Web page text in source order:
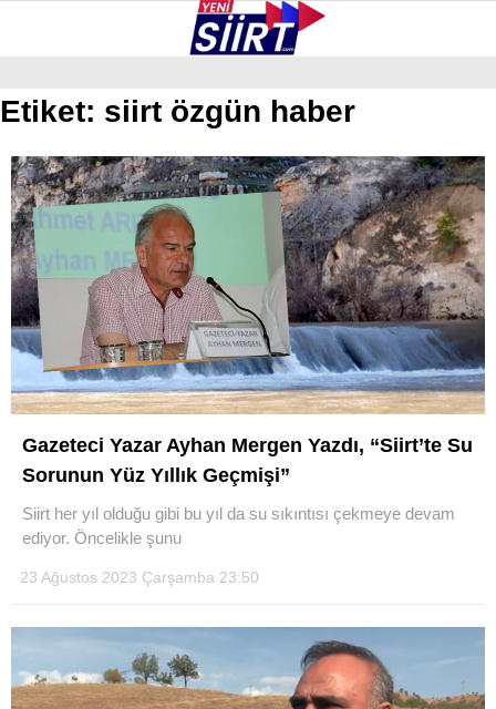
WhatsApp İhbar Hattı
GALERİ VİDEO YAZARLAR
KURTALAN
ERUH
BAYKAN
PERVARI
ŞIRVAN
TILLO
GÜNDEM
Etiket: siirt özgün haber
Gazeteci Yazar Ayhan Mergen Yazdı, “Siirt’te Su
Sorunun Yüz Yıllık Geçmişi”
Siirt her yıl olduğu gibi bu yıl da su sıkıntısı çekmeye devam
ediyor. Öncelikle şunu
23 Ağustos 2023 Çarşamba 23:50